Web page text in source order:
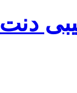
دنت